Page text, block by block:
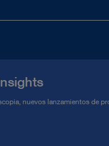
(Hotline)
nuevos lanzamientos de